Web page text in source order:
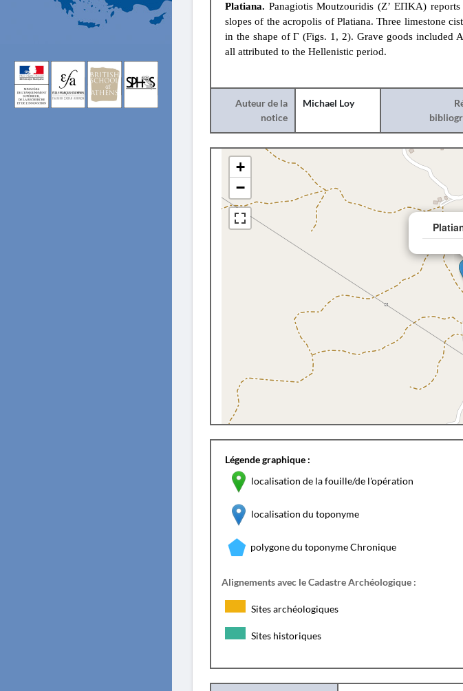
Platiana. Panagiotis Moutzouridis (Ζ’ ΕΠΚΑ) reports
slopes of the acropolis of Platiana. Three limestone
in the shape of Γ (Figs. 1, 2). Grave goods included
all attributed to the Hellenistic period.
Auteur de la
notice
Michael Loy
+
−
Légende graphique :
localisation de la fouille/de l'opération
localisation du toponyme
polygone du toponyme Chronique
Alignements avec le Cadastre Archéologique :
Sites archéologiques
Sites historiques